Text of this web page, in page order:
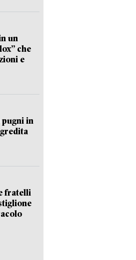
un
che
e
pugni in
fratelli